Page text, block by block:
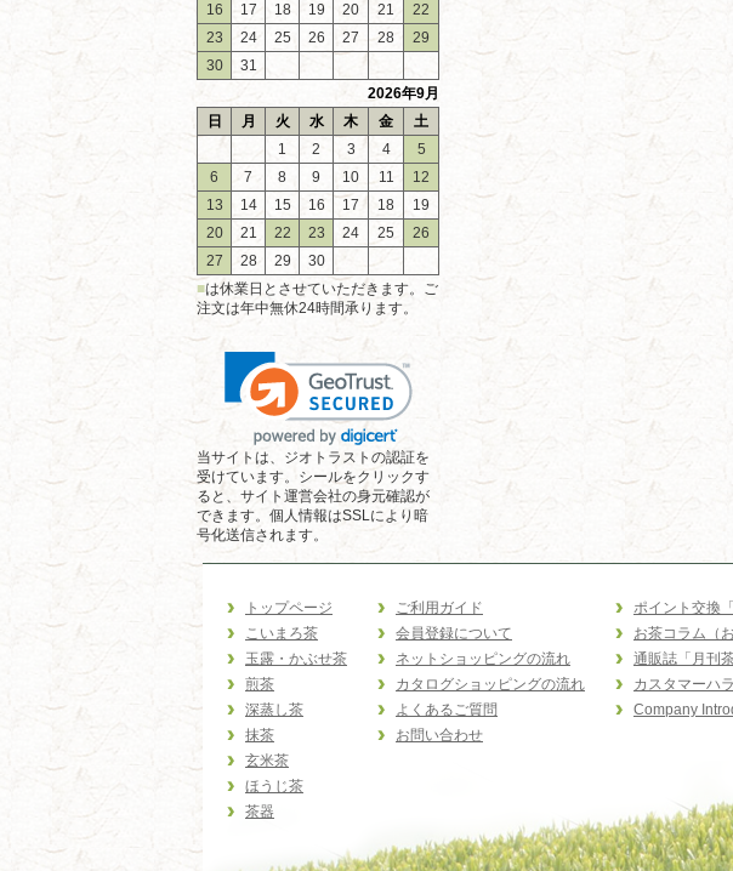
16
17 18 19 20 21
22
23
24 25 26 27 28
29
30
31
2026年9月
日
月 火 水 木 金
土
1
2 3 4
5
6
7 8 9 10 11
12
13
14 15 16 17 18
19
20
21 22 23 24 25
26
27
28 29
30
■は休業日とさせていただきます。ご
注文は年中無休24時間承ります。
当サイトは、ジオトラストの認証を
受けています。シールをクリックす
ると、サイト運営会社の身元確認が
できます。個人情報はSSLにより暗
号化送信されます。
トップページ
こいまろ茶
玉露・かぶせ茶
煎茶
深蒸し茶
抹茶
玄米茶
ほうじ茶
茶器
ご利用ガイド
会員登録について
ネットショッピングの流れ
カタログショッピングの流れ
よくあるご質問
お問い合わせ
ポイント交換
お茶コラム（
通販誌「月刊
カスタマーハ
Company